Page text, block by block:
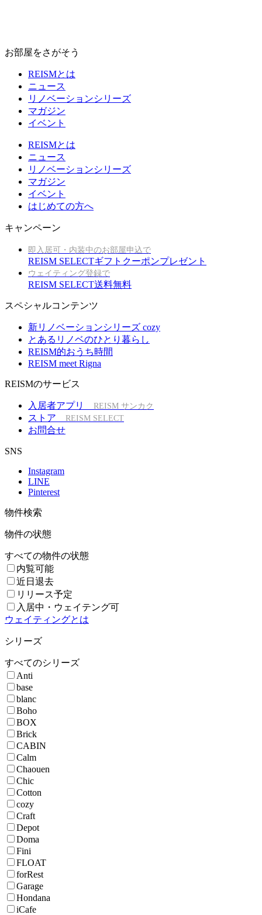
お部屋をさがそう
REISMとは
ニュース
リノベーションシリーズ
マガジン
イベント
REISMとは
ニュース
リノベーションシリーズ
マガジン
イベント
はじめての方へ
キャンペーン
即入居可・内装中のお部屋申込で
REISM SELECTギフトクーポンプレゼント
ウェイティング登録で
REISM SELECT送料無料
スペシャルコンテンツ
新リノベーションシリーズ cozy
とあるリノベのひとり暮らし
REISM的おうち時間
REISM meet Rigna
REISMのサービス
入居者アプリ REISM サンカク
ストア REISM SELECT
お問合せ
SNS
Instagram
LINE
Pinterest
物件検索
物件の状態
すべての物件の状態
内覧可能
近日退去
リリース予定
入居中・ウェイテング可
ウェイティングとは
シリーズ
すべてのシリーズ
Anti
base
blanc
Boho
BOX
Brick
CABIN
Calm
Chaouen
Chic
Cotton
cozy
Craft
Depot
Doma
Fini
FLOAT
forRest
Garage
Hondana
iCafe